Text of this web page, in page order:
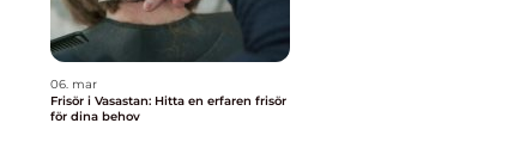
06. mar
Frisör i Vasastan: Hitta en erfaren frisör
för dina behov